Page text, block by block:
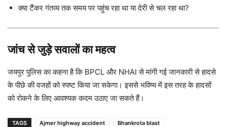
क्या टैंकर गंतव्य तक समय पर पहुंच रहा था या देरी से चल रहा था?
जांच से जुड़े सवालों का महत्व
जयपुर पुलिस का कहना है कि BPCL और NHAI से मांगी गई जानकारी से हादसे
के पीछे की वजहों को स्पष्ट किया जा सकेगा। इससे भविष्य में इस तरह के हादसों
को रोकने के लिए आवश्यक कदम उठाए जा सकते हैं।
TAGS Ajmer highway accident
Bhankrota blast